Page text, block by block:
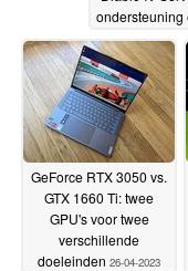
ondersteuning
03-05-
GeForce RTX 3050 vs.
GTX 1660 Ti: twee
GPU's voor twee
verschillende
doeleinden 26-04-2023